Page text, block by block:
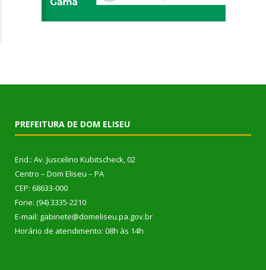
PREFEITURA DE DOM ELISEU
End.: Av. Juscelino Kubitscheck, 02
Centro – Dom Eliseu – PA
CEP: 68633-000
Fone: (94) 3335-2210
E-mail: gabinete@domeliseu.pa.gov.br
Horário de atendimento: 08h às 14h